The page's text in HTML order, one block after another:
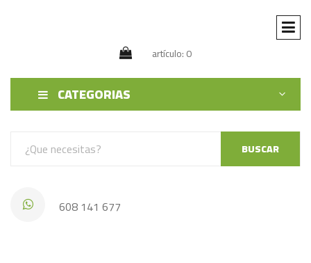
artículo: 0
CATEGORIAS
BUSCAR
608 141 677